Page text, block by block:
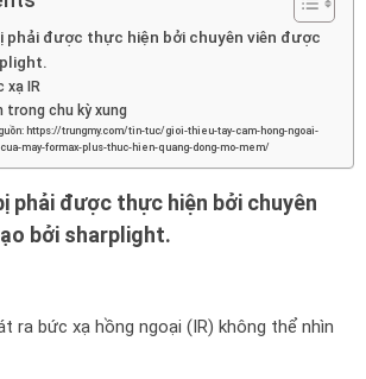
phải được thực hiện bởi chuyên viên được
xạ IR
trong chu kỳ xung
https://trungmy.com/tin-tuc/gioi-thieu-tay-cam-hong-ngoai-
may-formax-plus-thuc-hien-quang-dong-mo-mem/
phải được thực hiện bởi chuyên
bởi sharplight.
ra bức xạ hồng ngoại (IR) không thể nhìn